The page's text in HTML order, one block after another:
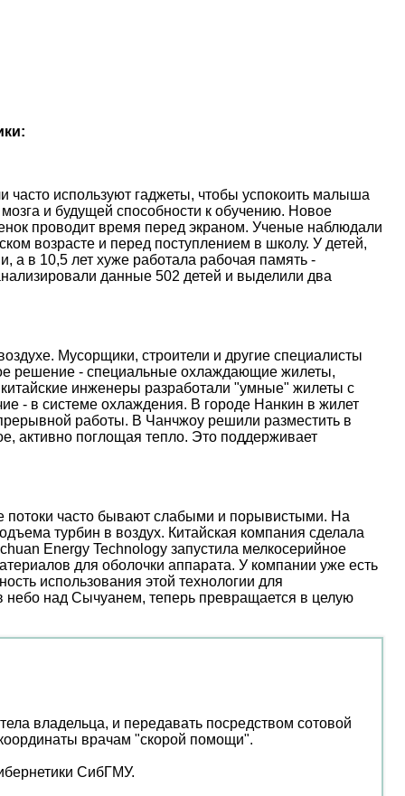
используют гаджеты, чтобы успокоить малыша
и будущей способности к обучению. Новое
проводит время перед экраном. Ученые наблюдали
возрасте и перед поступлением в школу. У детей,
а в 10,5 лет хуже работала рабочая память -
данные 502 детей и выделили два
Мусорщики, строители и другие специалисты
решение - специальные охлаждающие жилеты,
инженеры разработали "умные" жилеты с
- в системе охлаждения. В городе Нанкин в жилет
работы. В Чанчжоу решили разместить в
активно поглощая тепло. Это поддерживает
потоки часто бывают слабыми и порывистыми. На
турбин в воздух. Китайская компания сделала
Energy Technology запустила мелкосерийное
для оболочки аппарата. У компании уже есть
использования этой технологии для
небо над Сычуанем, теперь превращается в целую
владельца, и передавать посредством сотовой
врачам "скорой помощи".
СибГМУ.